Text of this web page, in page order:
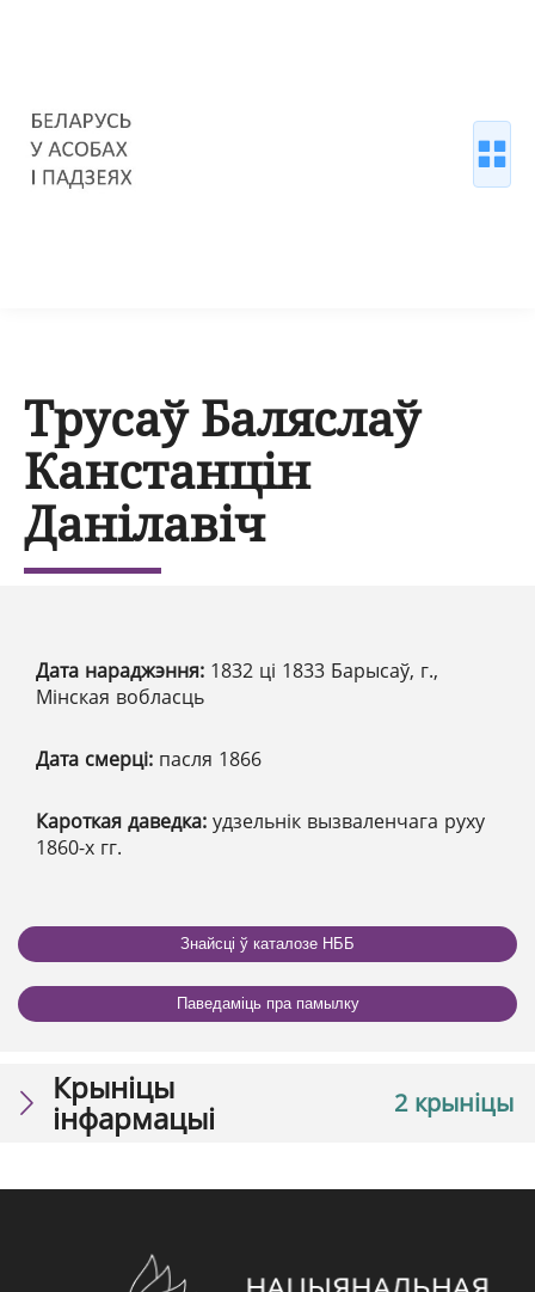
Трусаў Баляслаў
Канстанцін
Данілавіч
Дата нараджэння: 1832 ці 1833 Барысаў, г.,
Мінская вобласць
Дата смерці: пасля 1866
Кароткая даведка: удзельнік вызваленчага руху
1860-х гг.
Знайсці ў каталозе НББ
Паведаміць пра памылку
2 крыніцы
Крыніцы
інфармацыі